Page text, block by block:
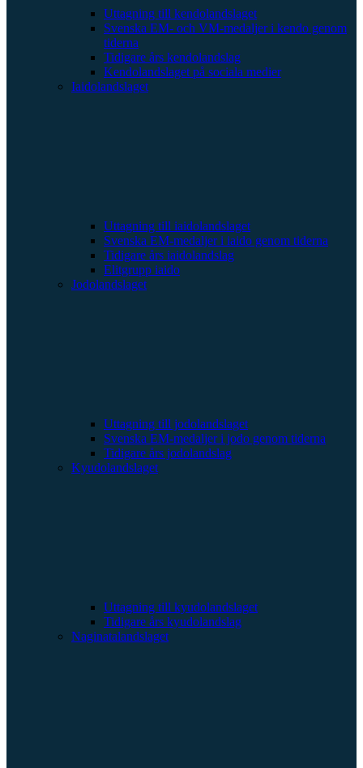
Uttagning till kendolandslaget
Svenska EM- och VM-medaljer i kendo genom
tiderna
Tidigare års kendolandslag
Kendolandslaget på sociala medier
Iaidolandslaget
Uttagning till iaidolandslaget
Svenska EM-medaljer i iaido genom tiderna
Tidigare års iaidolandslag
Elitgrupp iaido
Jodolandslaget
Uttagning till jodolandslaget
Svenska EM-medaljer i jodo genom tiderna
Tidigare års jodolandslag
Kyudolandslaget
Uttagning till kyudolandslaget
Tidigare års kyudolandslag
Naginatalandslaget